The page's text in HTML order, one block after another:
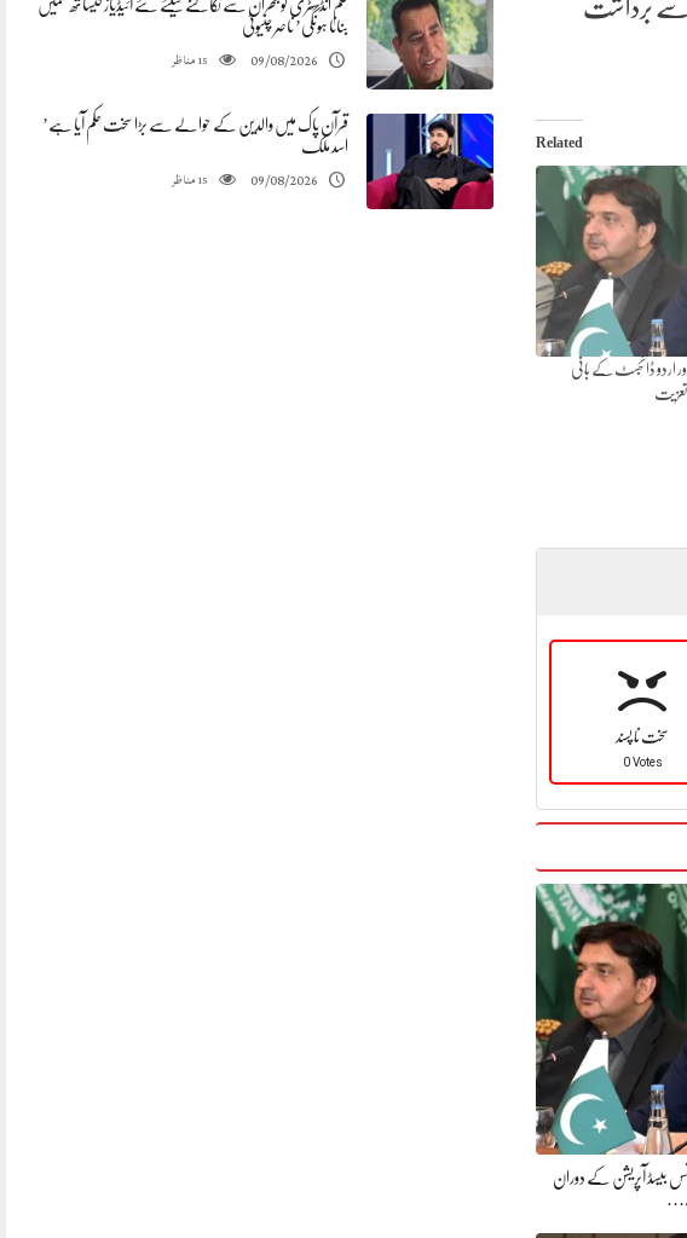
فلم انڈسٹری کو بحران سے نکالنے کیلئے نئے آئیڈیاز کیساتھ فلمیں
بنانا ہونگی’ ناصر چنیوٹی
09/08/2026
15مناظر
قرآن پاک میں والدین کے حوالے سے بڑا سخت حکم آیا ہے’
اسد ملک
09/08/2026
15مناظر
سے برداشت
Related
اور اردو ڈائجسٹ کے بانی
تعزیت
سخت نا پسند
0 Votes
جنس بیسڈ آپریشن کے دوران